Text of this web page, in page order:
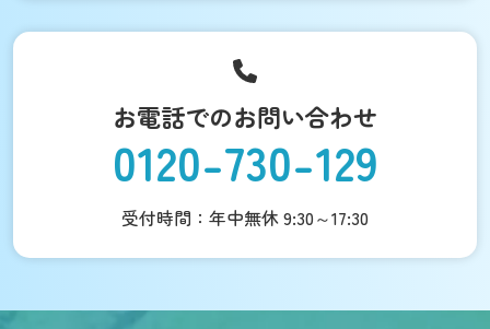
お電話でのお問い合わせ
0120-730-129
受付時間：年中無休 9:30～17:30